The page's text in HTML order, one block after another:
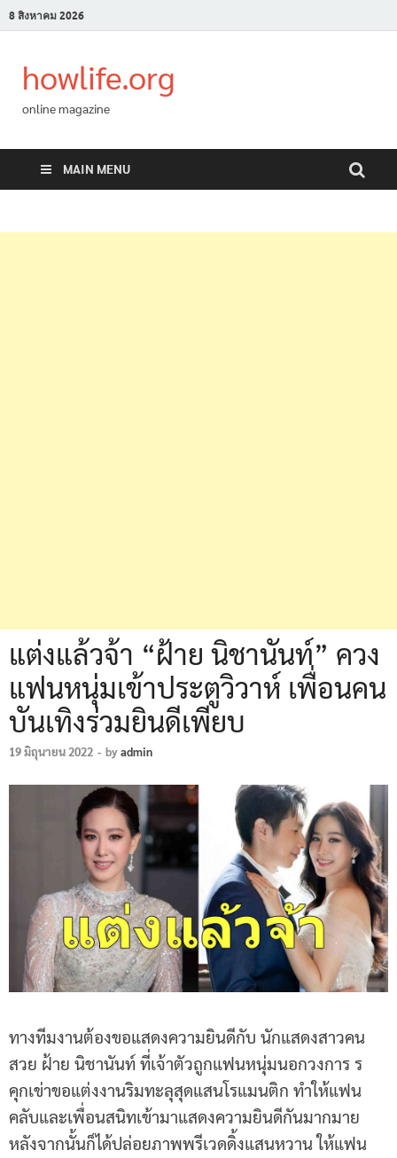
8 สิงหาคม 2026
howlife.org
online magazine
MAIN MENU
แต่งแล้วจ้า “ฝ้าย นิชานันท์” ควง
แฟนหนุ่มเข้าประตูวิวาห์ เพื่อนคน
บันเทิงร่วมยินดีเพียบ
19 มิถุนายน 2022 - byadmin
ทางทีมงานต้องขอแสดงความยินดีกับ นักแสดงสาวคน
สวย ฝ้าย นิชานันท์ ที่เจ้าตัวถูกแฟนหนุ่มนอกวงการ ร
คุกเข่าขอแต่งงานริมทะลุสุดแสนโรแมนติก ทำให้แฟน
คลับและเพื่อนสนิทเข้ามาแสดงความยินดีกันมากมาย
หลังจากนั้นก็ได้ปล่อยภาพพรีเวดดิ้งแสนหวาน ให้แฟน